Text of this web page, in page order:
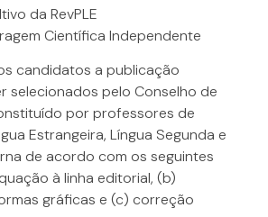
da RevPLE
Científica Independente
candidatos a publicação
selecionados pelo Conselho de
por professores de
Estrangeira, Língua Segunda e
de acordo com os seguintes
à linha editorial, (b)
gráficas e (c) correção